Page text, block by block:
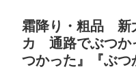
霜降り・粗品 新
カ 通路でぶつか
つかった』『ぶつ